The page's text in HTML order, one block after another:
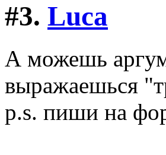
#3. Luca
А можешь
выражаешься
p.s. пиши на